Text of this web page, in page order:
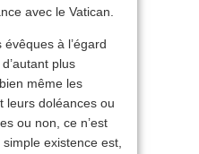
avec le Vatican.
à l’égard
plus
même les
leurs doléances ou
ou non, ce n’est
existence est,